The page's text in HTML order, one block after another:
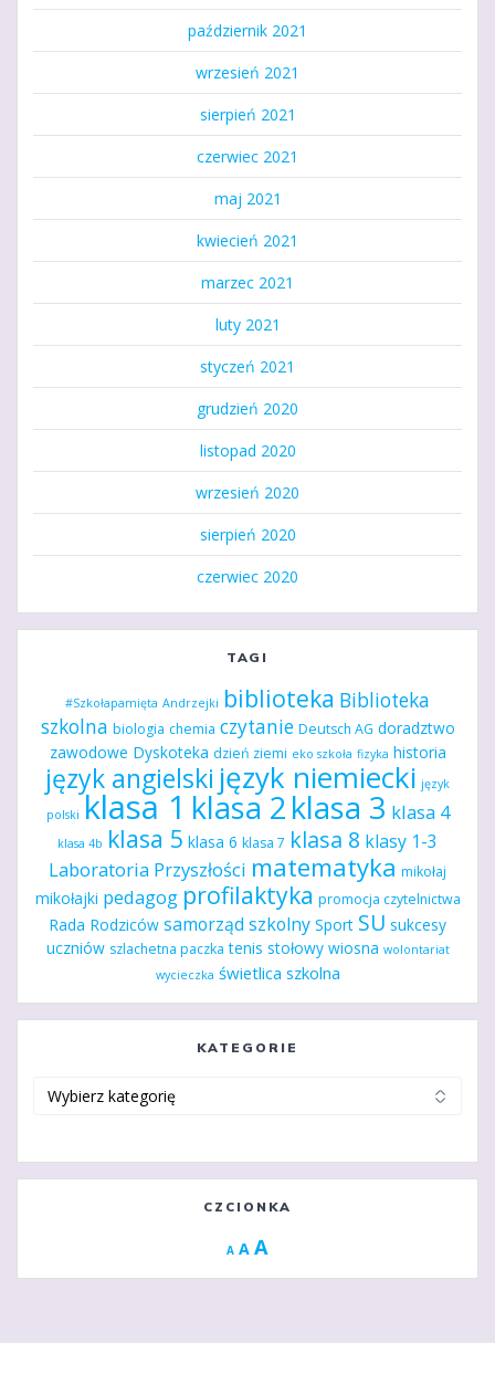
październik 2021
wrzesień 2021
sierpień 2021
czerwiec 2021
maj 2021
kwiecień 2021
marzec 2021
luty 2021
styczeń 2021
grudzień 2020
listopad 2020
wrzesień 2020
sierpień 2020
czerwiec 2020
TAGI
#Szkołapamięta Andrzejki biblioteka Biblioteka
szkolna biologia chemia czytanie Deutsch AG doradztwo
zawodowe Dyskoteka dzień ziemi eko szkoła fizyka historia
język angielski język niemiecki język
polski klasa 1 klasa 2klasa 3 klasa 4
klasa 4b klasa 5 klasa 6 klasa 7 klasa 8 klasy 1-3
Laboratoria Przyszłości matematyka mikołaj
mikołajki pedagog profilaktyka promocja czytelnictwa
Rada Rodziców samorząd szkolny Sport SU sukcesy
uczniów szlachetna paczka tenis stołowy wiosna wolontariat
wycieczka świetlica szkolna
KATEGORIE
CZCIONKA
A Decrease
A Reset
A